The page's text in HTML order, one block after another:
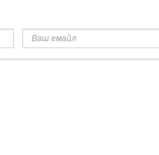
емайл